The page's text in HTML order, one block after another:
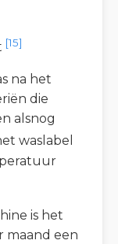
[15]
na het
die
alsnog
waslabel
is het
maand een